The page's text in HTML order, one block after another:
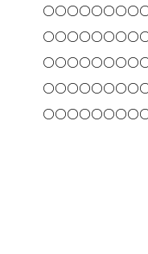
○○○○○
○○○○○
○○○○○
○○○○○
○○○○○